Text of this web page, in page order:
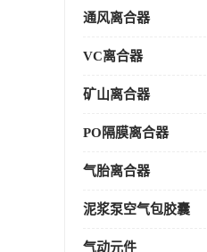
通风离合器
VC离合器
矿山离合器
PO隔膜离合器
气胎离合器
泥浆泵空气包胶囊
气动元件